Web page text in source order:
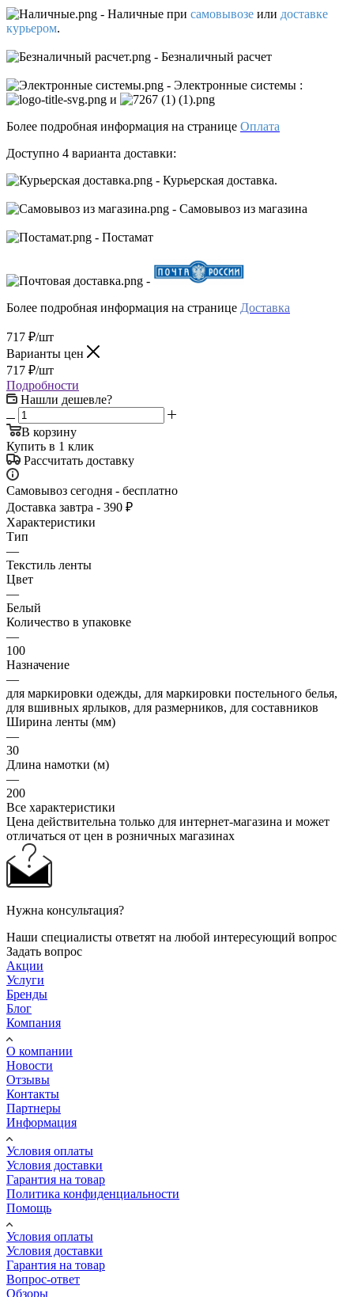
- Наличные при самовывозе или доставке
курьером.
- Безналичный расчет
- Электронные системы :
и
Более подробная информация на странице Оплата
Доступно 4 варианта доставки:
- Курьерская доставка.
- Самовывоз из магазина
- Постамат
-
Более подробная информация на странице Доставка
717 ₽/шт
Варианты цен
717 ₽/шт
Подробности
Нашли дешевле?
В корзину
Купить в 1 клик
Рассчитать доставку
Самовывоз сегодня - бесплатно
Доставка завтра - 390 ₽
Характеристики
Тип
—
Текстиль ленты
Цвет
—
Белый
Количество в упаковке
—
100
Назначение
—
для маркировки одежды, для маркировки постельного белья,
для вшивных ярлыков, для размерников, для составников
Ширина ленты (мм)
—
30
Длина намотки (м)
—
200
Все характеристики
Цена действительна только для интернет-магазина и может
отличаться от цен в розничных магазинах
Нужна консультация?
Наши специалисты ответят на любой интересующий вопрос
Задать вопрос
Акции
Услуги
Бренды
Блог
Компания
О компании
Новости
Отзывы
Контакты
Партнеры
Информация
Условия оплаты
Условия доставки
Гарантия на товар
Политика конфиденциальности
Помощь
Условия оплаты
Условия доставки
Гарантия на товар
Вопрос-ответ
Обзоры